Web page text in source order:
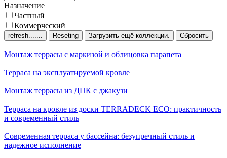
Назначение
Частный
Коммерческий
Сбросить
Монтаж террасы c маркизой и облицовка парапета
Терраса на эксплуатируемой кровле
Монтаж террасы из ДПК с джакузи
Терраса на кровле из доски TERRADECK ECO: практичность
и современный стиль
Современная терраса у бассейна: безупречный стиль и
надежное исполнение